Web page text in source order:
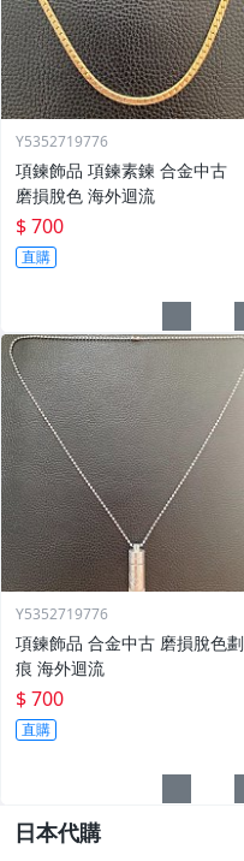
Y5352719776
項鍊飾品 項鍊素鍊 合金中古
磨損脫色 海外迴流
$ 700
直購
Y5352719776
項鍊飾品 合金中古 磨損脫色劃
痕 海外迴流
$ 700
直購
日本代購